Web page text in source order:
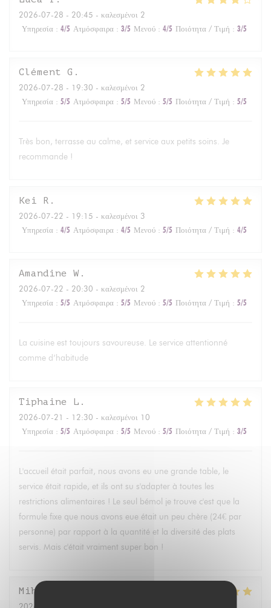
2026-07-28 - 20:45 - καλεσμένοι 2
Υπηρεσία : 4/5 Ατμόσφαιρα : 3/5 Μενού : 4/5 Ποιότητα / Τιμή : 3/5
Clément G
2026-07-28 - 19:30 - καλεσμένοι 2
Υπηρεσία : 5/5 Ατμόσφαιρα : 5/5 Μενού : 5/5 Ποιότητα / Τιμή : 5/5
Très bon, terrasse au calme, et service aux petits soins. Je
recommande !
Kei R
2026-07-22 - 19:15 - καλεσμένοι 3
Υπηρεσία : 4/5 Ατμόσφαιρα : 4/5 Μενού : 5/5 Ποιότητα / Τιμή : 4/5
Amandine W
2026-07-22 - 20:30 - καλεσμένοι 2
Υπηρεσία : 5/5 Ατμόσφαιρα : 5/5 Μενού : 5/5 Ποιότητα / Τιμή : 5/5
La cuisine est toujours savoureuse. Le service attentionné
comme d’habitude
Tiphaine L
2026-07-21 - 12:30 - καλεσμένοι 10
Υπηρεσία : 5/5 Ατμόσφαιρα : 5/5 Μενού : 5/5 Ποιότητα / Τιμή : 3/5
L'accueil était parfait, nous avons eu une grande table, le
service était rapide, et ils ont su s'adapter à toutes les
restrictions alimentaires ! Le seul bémol je trouve c'est que la
formule fixe que nous avons eue était un peu chère (24€ par
personne) par rapport à la quantité et la diversité des plats
servis. Mais c'était vraiment super bon !
Mihoko